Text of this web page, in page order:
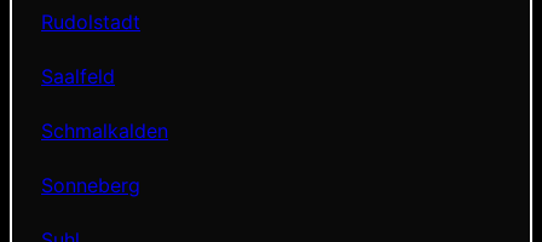
Rudolstadt
Saalfeld
Schmalkalden
Sonneberg